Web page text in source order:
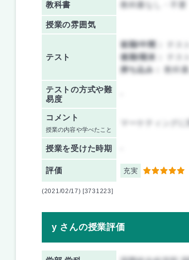
教科書 教科書なし・不要
授業の雰囲気
テスト
前期/中間：
テス
後期/期末：
テス
持ち込み：
教科
テストの方式や難
易度
コメント
授業の内容や学べたこと
マーケティング
授業を受けた時期
評価 充実 5
(2021/02/17) [3731223]
y さんの授業評価